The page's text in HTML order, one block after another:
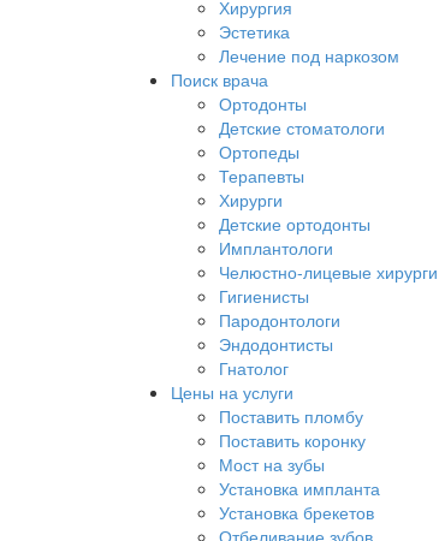
Хирургия
Эстетика
Лечение под наркозом
Поиск врача
Ортодонты
Детские стоматологи
Ортопеды
Терапевты
Хирурги
Детские ортодонты
Имплантологи
Челюстно-лицевые хирурги
Гигиенисты
Пародонтологи
Эндодонтисты
Гнатолог
Цены на услуги
Поставить пломбу
Поставить коронку
Мост на зубы
Установка импланта
Установка брекетов
Отбеливание зубов